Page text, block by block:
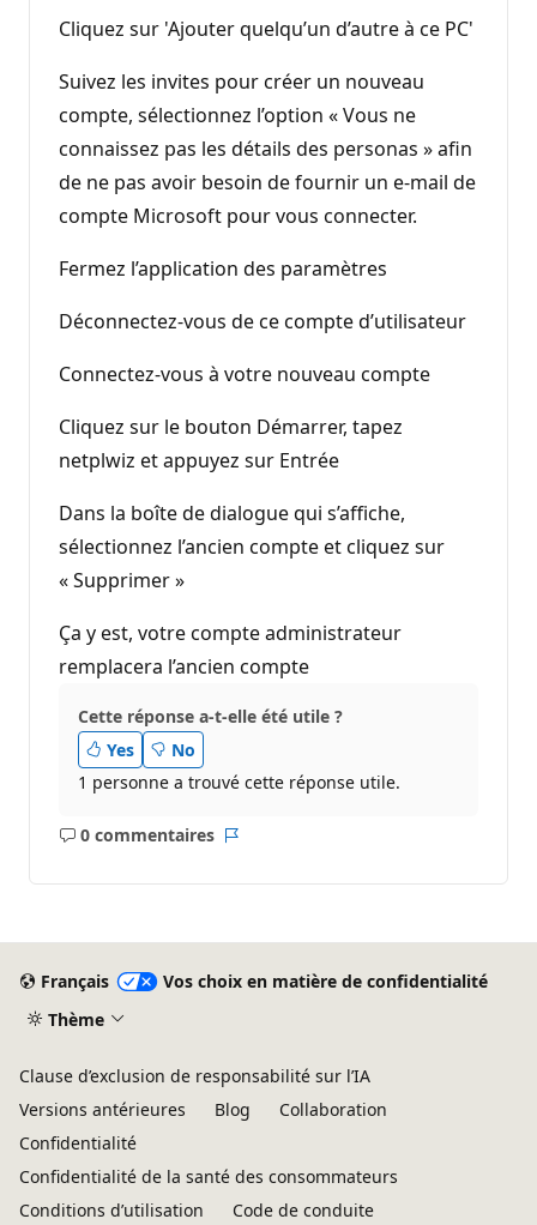
Cliquez sur 'Ajouter quelqu’un d’autre à ce PC'
Suivez les invites pour créer un nouveau
compte, sélectionnez l’option « Vous ne
connaissez pas les détails des personas » afin
de ne pas avoir besoin de fournir un e-mail de
compte Microsoft pour vous connecter.
Fermez l’application des paramètres
Déconnectez-vous de ce compte d’utilisateur
Connectez-vous à votre nouveau compte
Cliquez sur le bouton Démarrer, tapez
netplwiz et appuyez sur Entrée
Dans la boîte de dialogue qui s’affiche,
sélectionnez l’ancien compte et cliquez sur
« Supprimer »
Ça y est, votre compte administrateur
remplacera l’ancien compte
Cette réponse a-t-elle été utile ?
Yes
No
1 personne a trouvé cette réponse utile.
0 commentaires
Aucun
Français
Vos choix en matière de confidentialité
Thème
Clause d’exclusion de responsabilité sur l’IA
Versions antérieures
Blog
Collaboration
Confidentialité
Confidentialité de la santé des consommateurs
Conditions d’utilisation
Code de conduite